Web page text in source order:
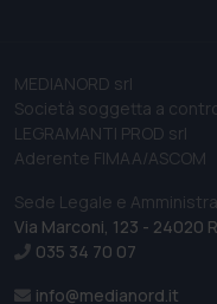
MEDIANORD srl
Società soggetta a
LEGRAMANTI PROD srl
Aderente FIMAA/ASCOM
Sede Legale e
Via Marconi, 123 - 24020
035 34 70 07
info@medianord.it